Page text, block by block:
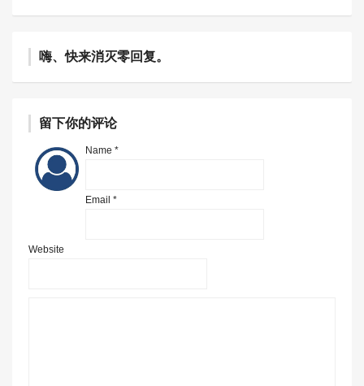
嗨、快来消灭零回复。
留下你的评论
Name *
Email *
Website